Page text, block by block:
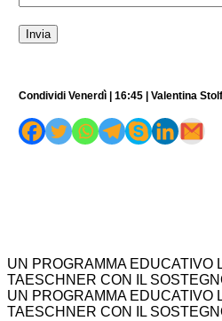
Condividi Venerdì | 16:45 | Valentina
UN PROGRAMMA EDUCATIVO
TAESCHNER CON IL
UN PROGRAMMA EDUCATIVO
TAESCHNER CON IL